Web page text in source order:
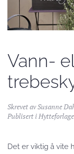
Vann-
Skrevet avSusanne
Publisert i
Det er viktig å vite